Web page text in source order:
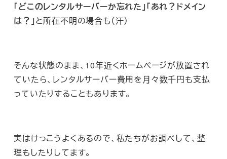
「どこのレンタルサーバーか忘れた」「あれ？ドメイン
は？」と所在不明の場合も（汗）
そんな状態のまま、10年近くホームページが放置され
ていたら、レンタルサーバー費用を月々数千円も支払
っていたりすることもあります。
実はけっこうよくあるので、私たちがお調べして、整
理もしたりしてます。